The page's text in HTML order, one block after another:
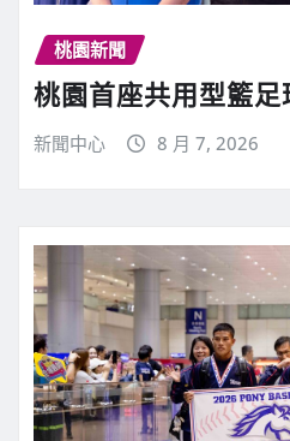
桃園新聞
桃園首座共用型籃足
新聞中心 8 月 7, 2026